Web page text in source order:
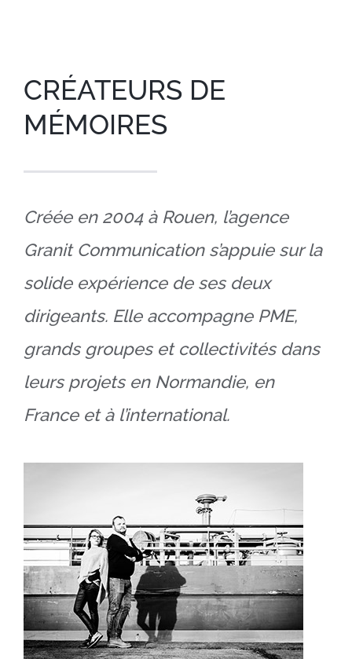
CRÉATEURS DE
MÉMOIRES
Créée en 2004 à Rouen, l’agence
Granit Communication s’appuie sur la
solide expérience de ses deux
dirigeants. Elle accompagne PME,
grands groupes et collectivités dans
leurs projets en Normandie, en
France et à l’international.